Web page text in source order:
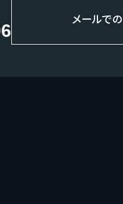
メールで